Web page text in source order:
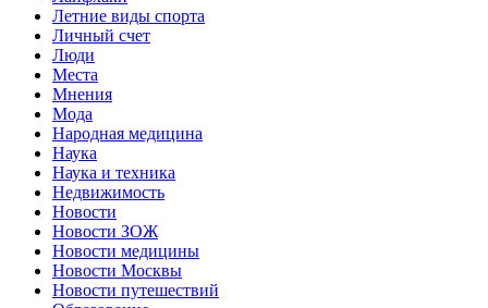
Летние виды спорта
Личный счет
Люди
Места
Мнения
Мода
Народная медицина
Наука
Наука и техника
Недвижимость
Новости
Новости ЗОЖ
Новости медицины
Новости Москвы
Новости путешествий